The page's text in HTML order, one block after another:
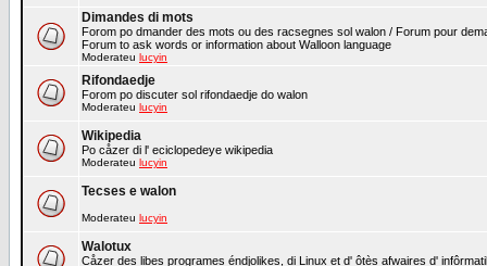
Dimandes di mots
Forom po dmander des mots ou des racsegnes sol walon / Forum pour
Forum to ask words or information about Walloon language
Moderateu lucyin
Rifondaedje
Forom po discuter sol rifondaedje do walon
Moderateu lucyin
Wikipedia
Po cåzer di l' eciclopedeye wikipedia
Moderateu lucyin
Tecses e walon
Moderateu lucyin
Walotux
Cåzer des libes programes éndjolikes, di Linux et d' ôtès afwaires d'